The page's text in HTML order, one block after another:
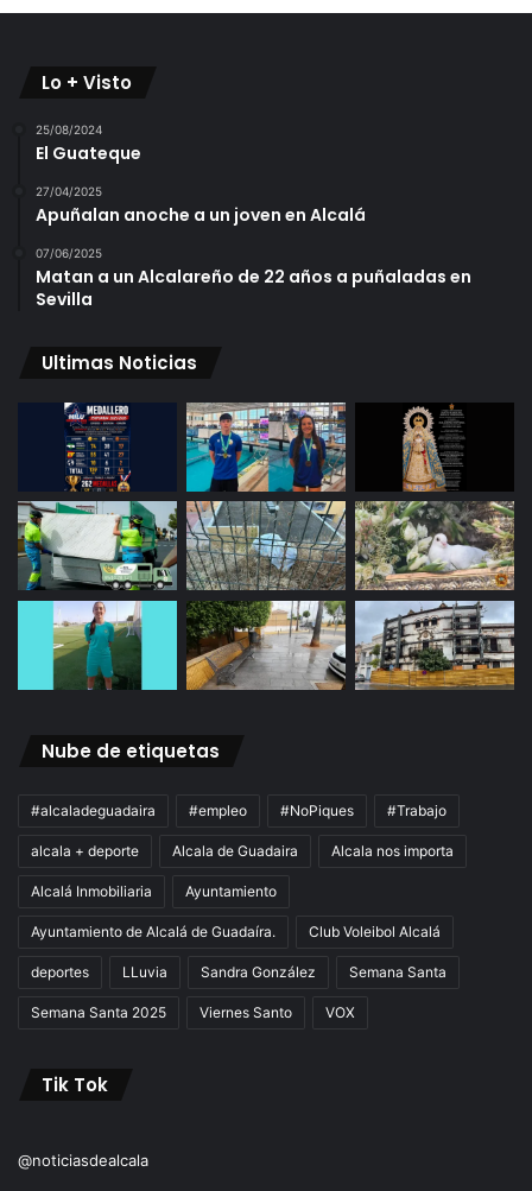
Lo + Visto
25/08/2024
El Guateque
27/04/2025
Apuñalan anoche a un joven en Alcalá
07/06/2025
Matan a un Alcalareño de 22 años a puñaladas en
Sevilla
Ultimas Noticias
Nube de etiquetas
#alcaladeguadaira #empleo #NoPiques #Trabajo
alcala + deporte Alcala de Guadaira Alcala nos importa
Alcalá Inmobiliaria Ayuntamiento
Ayuntamiento de Alcalá de Guadaíra. Club Voleibol Alcalá
deportes LLuvia Sandra González Semana Santa
Semana Santa 2025 Viernes Santo VOX
Tik Tok
@noticiasdealcala